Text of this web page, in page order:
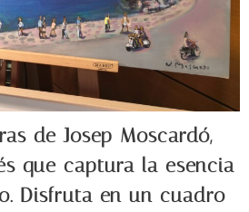
de Josep Moscardó,
que captura la esencia
Disfruta en un cuadro